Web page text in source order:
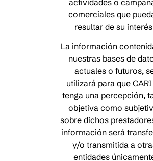
comerciales que
resultar de su
La información
nuestras bases de
actuales o futuros,
utilizará para que
tenga una percepción,
objetiva como
sobre dichos
información será
y/o transmitida a
entidades